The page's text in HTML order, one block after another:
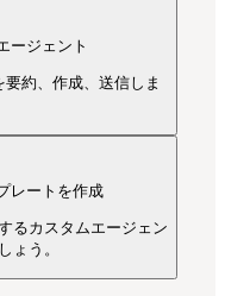
ージェント
約、作成、送信しま
レートを作成
るカスタムエージェン
ょう。